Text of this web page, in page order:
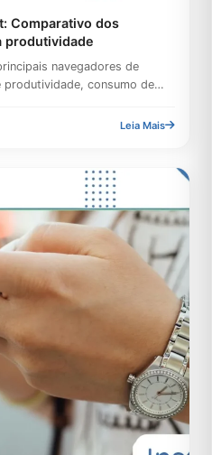
Comparativo dos
produtividade
navegadores de
produtividade, consumo de
Leia Mais